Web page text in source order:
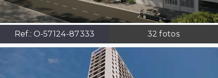
Ref.: O-57124-87333 32 fotos